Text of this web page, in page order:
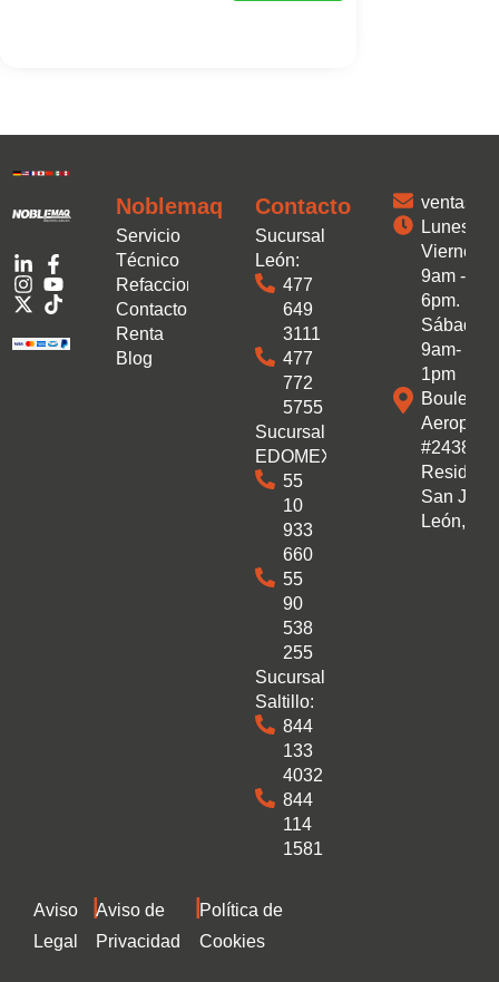
Noblemaq
Servicio
Técnico
Refacciones
Contacto
Renta
Blog
Contacto
Sucursal
León:
477
649
3111
477
772
5755
Sucursal
EDOMEX:
55
10
933
660
55
90
538
255
Sucursal
Saltillo:
844
133
4032
844
114
1581
Lunes a
Viernes:
9am -
6pm.
Sábado:
9am-
1pm
#2438
San
León,
Aviso
Legal
|Aviso de
Privacidad
|Política de
Cookies